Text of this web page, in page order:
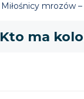
Miłośnicy mrozów
Kto ma